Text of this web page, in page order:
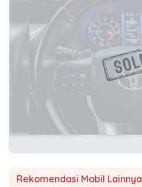
Rekomendasi Mobil Lainnya